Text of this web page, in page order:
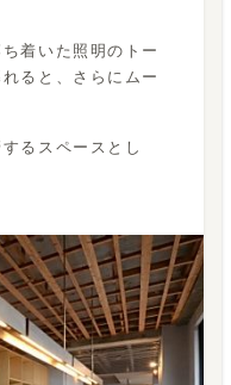
着いた照明のトー
ると、さらにムー
るスペースとし